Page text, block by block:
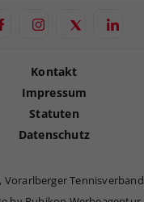
Kontakt
Impressum
Statuten
Datenschutz
Vorarlberger Tennisverband